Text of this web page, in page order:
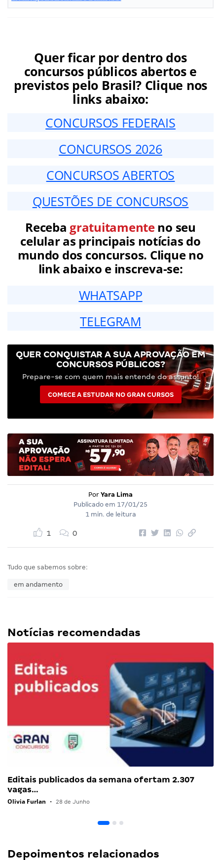
Quer ficar por dentro dos
concursos públicos abertos e
previstos pelo Brasil? Clique nos
links abaixo:
CONCURSOS FEDERAIS
CONCURSOS 2026
CONCURSOS ABERTOS
QUESTÕES DE CONCURSOS
Receba gratuitamenteno seu
celular as principais notícias do
mundo dos concursos. Clique no
link abaixo e inscreva-se:
WHATSAPP
TELEGRAM
QUER CONQUISTAR A SUA APROVAÇÃO EM
CONCURSOS PÚBLICOS?
Prepare-se com quem mais entende do assunto!
COMECE A ESTUDAR NO GRAN CURSOS
Por Yara Lima
Publicado em 17/01/25
1 min. de leitura
1 0
Tudo que sabemos sobre:
em andamento
Notícias recomendadas
Editais publicados da semana ofertam 2.307
vagas…
Olivia Furlan • 28 de Junho
Depoimentos relacionados